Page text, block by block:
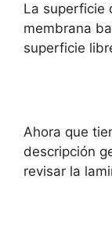
La superficie
membrana
superficie
Ahora que
descripción
revisar la